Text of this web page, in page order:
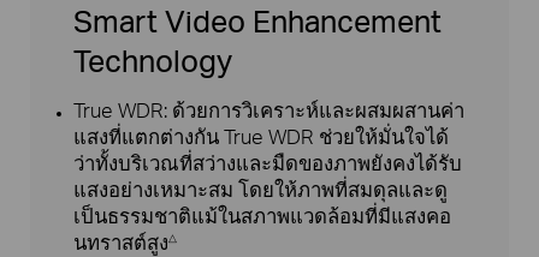
Smart Video Enhancement
Technology
True WDR: ด้วยการวิเคราะห์และผสมผสานค่า
แสงที่แตกต่างกัน True WDR ช่วยให้มั่นใจได้
ว่าทั้งบริเวณที่สว่างและมืดของภาพยังคงได้รับ
แสงอย่างเหมาะสม โดยให้ภาพที่สมดุลและดู
เป็นธรรมชาติแม้ในสภาพแวดล้อมที่มีแสงคอ
นทราสต์สูง△